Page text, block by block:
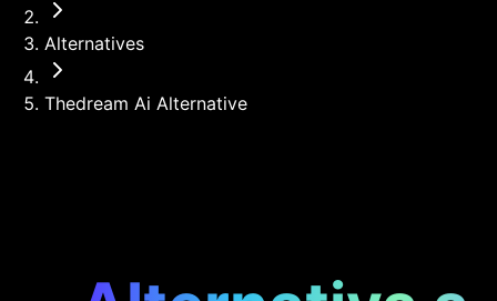
Alternatives
Thedream Ai Alternative